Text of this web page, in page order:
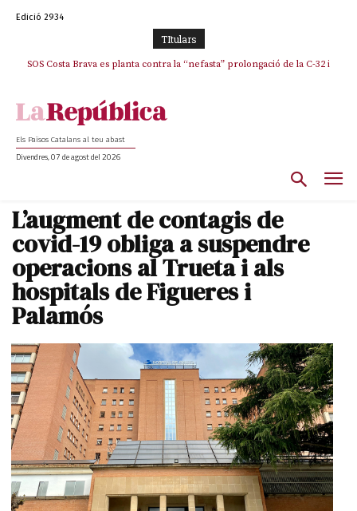
Edició 2934
TItulars
SOS Costa Brava es planta contra la “nefasta” prolongació de la C-32 i
La memòria viva de Josep Sunyol uneix l’esport i la cultura en un emotiu
Els Països Catalans al teu abast
Divendres, 07 de agost del 2026
L’augment de contagis de
covid-19 obliga a suspendre
operacions al Trueta i als
hospitals de Figueres i
Palamós